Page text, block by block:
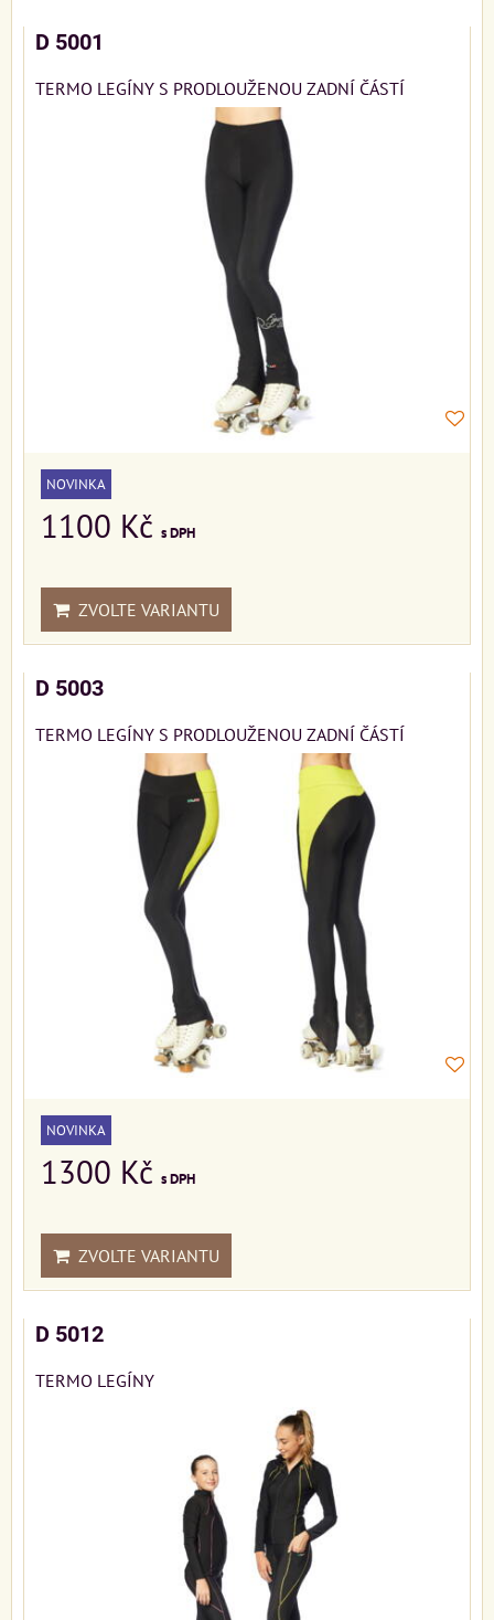
D 5001
TERMO LEGÍNY S PRODLOUŽENOU ZADNÍ ČÁSTÍ
NOVINKA
1100 Kč s DPH
ZVOLTE VARIANTU
D 5003
TERMO LEGÍNY S PRODLOUŽENOU ZADNÍ ČÁSTÍ
NOVINKA
1300 Kč s DPH
ZVOLTE VARIANTU
D 5012
TERMO LEGÍNY